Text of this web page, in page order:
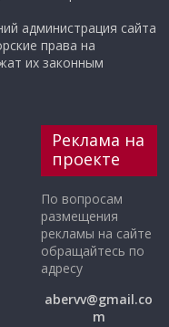
администрация сайта
права на
их законным
Реклама на
проекте
По вопросам
размещения
рекламы на сайте
обращайтесь по
адресу
abervv@gmail.co
m